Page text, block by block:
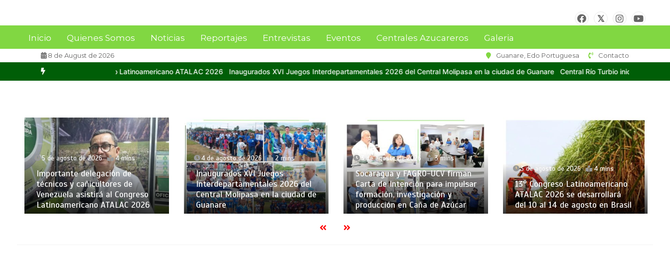
Inicio Quienes Somos Noticias Reportajes Entrevistas Eventos Centrales Azucareros Galeria
8 de August de 2026 Guanare, Edo Portuguesa Contacto
Latinoamericano ATALAC 2026 Inaugurados XVI Juegos Interdepartamentales 2026 del Central Molipasa en la ciudad de Guanare Central Río Turbio inició refino de azúcar y encomendó a Dios el
5 de agosto de 2026 4 mins
Importante delegación de
técnicos y cañicultores de
Venezuela asistirá al Congreso
Latinoamericano ATALAC 2026
4 de agosto de 2026 2 mins
Inaugurados XVI Juegos
Interdepartamentales 2026 del
Central Molipasa en la ciudad de
Guanare
3 de agosto de 2026 3 mins
Socaragua y FAGRO-UCV firman
Carta de Intención para impulsar
formación, investigación y
producción en Caña de Azúcar
3 de agosto de 2026 4 mins
13° Congreso Latinoamericano
ATALAC 2026 se desarrollará
del 10 al 14 de agosto en Brasil